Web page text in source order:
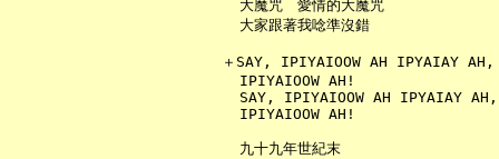
     大魔咒　愛情的大魔咒
     大家跟著我唸準沒錯
   ＋SAY, IPIYAIOOW AH IPYAIAY AH,
     IPIYAIOOW AH!
     SAY, IPIYAIOOW AH IPYAIAY AH,
     IPIYAIOOW AH!
     九十九年世紀末